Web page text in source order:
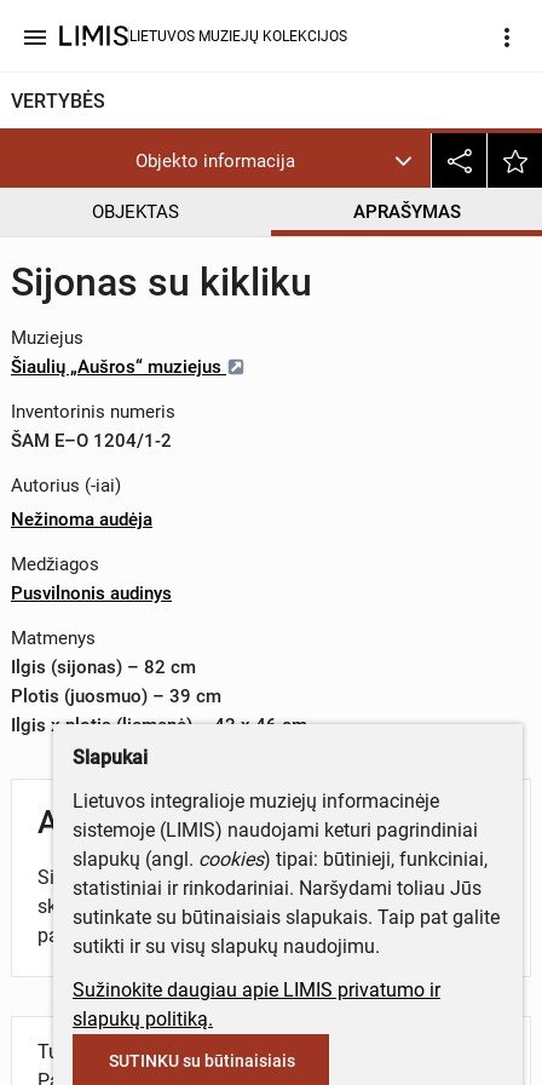
menu LIETUVOS MUZIEJŲ KOLEKCIJOS more_vert
VERTYBĖS
Objekto informacija
OBJEKTAS APRAŠYMAS
Sijonas su kikliku
Muziejus
Šiaulių „Aušros“ muziejus
Inventorinis numeris
ŠAM E–O 1204/1-2
Autorius (-iai)
Nežinoma audėja
Medžiagos
Pusvilnonis audinys
Matmenys
Ilgis (sijonas) – 82 cm
Plotis (juosmuo) – 39 cm
Ilgis x plotis (liemenė) – 42 x 46 cm
Aprašymas
Sijonas su prie jo prisiūta liemene - „kikliku“. Sijonas
skersadryžis, trijų palų, klostytas. Liemenės dalis su
pamušalu.
Turite daugiau informacijos apie objektą?
Slapukai
Lietuvos integralioje muziejų informacinėje
sistemoje (LIMIS) naudojami keturi pagrindiniai
slapukų (angl. cookies) tipai: būtinieji, funkciniai,
statistiniai ir rinkodariniai. Naršydami toliau Jūs
sutinkate su būtinaisiais slapukais. Taip pat galite
sutikti ir su visų slapukų naudojimu.
Sužinokite daugiau apie LIMIS privatumo ir
slapukų politiką.
SUTINKU su būtinaisiais